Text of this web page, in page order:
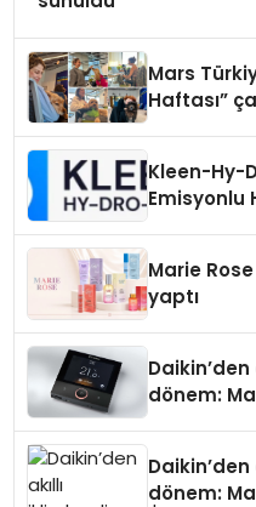
Mars
Haftası”
Kleen-Hy-
Emisyonlu
Marie
yaptı
dönem:
dönem: